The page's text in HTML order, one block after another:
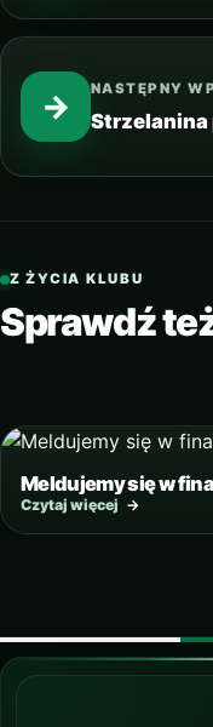
NASTĘPNY
→
Z ŻYCIA KLUBU
Sprawdź
Meldujemy się w
Czytaj więcej →